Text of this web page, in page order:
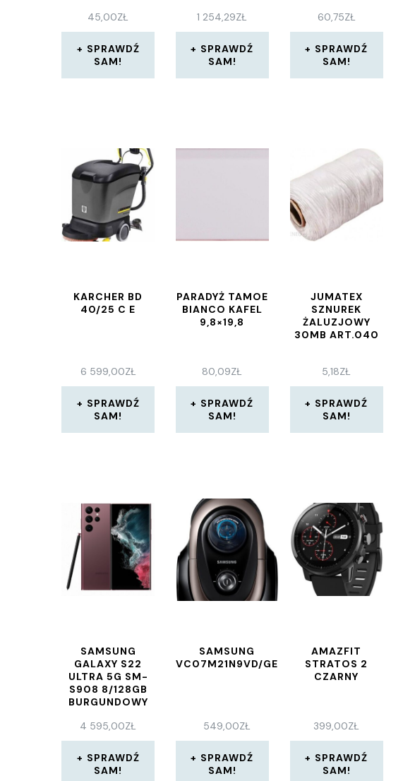
45,00ZŁ
SPRAWDŹ
SAM!
1 254,29ZŁ
SPRAWDŹ
SAM!
BEŻOWY ILOŚĆ
ARKUSZY: 97 DIN
A5
60,75ZŁ
SPRAWDŹ
SAM!
KARCHER BD
40/25 C E
6 599,00ZŁ
SPRAWDŹ
SAM!
PARADYŻ TAMOE
BIANCO KAFEL
9,8×19,8
80,09ZŁ
SPRAWDŹ
SAM!
JUMATEX
SZNUREK
ŻALUZJOWY
30MB ART.040
5,18ZŁ
SPRAWDŹ
SAM!
SAMSUNG
GALAXY S22
ULTRA 5G SM-
S908 8/128GB
BURGUNDOWY
4 595,00ZŁ
SPRAWDŹ
SAM!
SAMSUNG
VC07M21N9VD/GE
549,00ZŁ
SPRAWDŹ
SAM!
AMAZFIT
STRATOS 2
CZARNY
399,00ZŁ
SPRAWDŹ
SAM!